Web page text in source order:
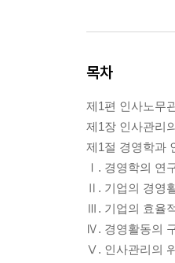
목차
제1편 인사노무
제1장 인사관리
제1절 경영학과
Ⅰ. 경영학의 연
Ⅱ. 기업의 경영
Ⅲ. 기업의 효율
Ⅳ. 경영활동의
Ⅴ. 인사관리의